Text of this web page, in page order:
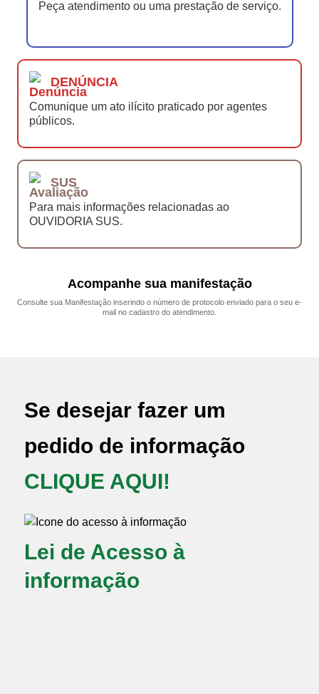
Peça atendimento ou uma prestação de serviço.
DENÚNCIA
Comunique um ato ilícito praticado por agentes
públicos.
SUS
Para mais informações relacionadas ao
OUVIDORIA SUS.
Acompanhe sua manifestação
Consulte sua Manifestação inserindo o número de protocolo enviado para o seu e-
mail no cadastro do atendimento.
Se desejar fazer um
pedido de informação
CLIQUE AQUI!
Lei de Acesso à
informação